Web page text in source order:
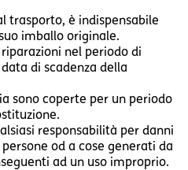
trasporto, è indispensabile
imballo originale.
nel periodo di
di scadenza della
sono coperte per un periodo
responsabilità per danni
od a cose generati da
ad un uso improprio.